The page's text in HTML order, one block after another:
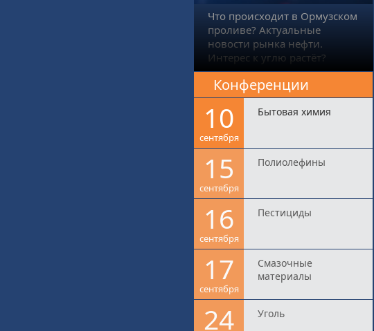
Что происходит в Ормузском
проливе? Актуальные
новости рынка нефти.
Интерес к углю растёт?
Конференции
10
сентября
Бытовая химия
15
сентября
Полиолефины
16
сентября
Пестициды
17
сентября
Смазочные
материалы
24 Уголь